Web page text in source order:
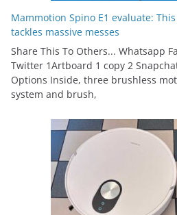
Mammotion Spino E1 evaluate:
tackles massive messes
Share This To Others... Whatsapp
Twitter 1Artboard 1 copy 2
Options Inside, three brushless
system and brush,